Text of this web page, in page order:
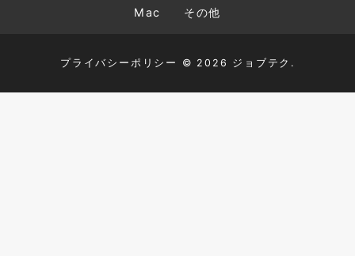
Mac その他
プライバシーポリシー © 2026 ジョブテク.